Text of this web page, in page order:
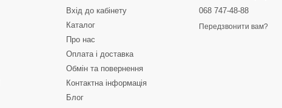
Вхід до кабінету
Каталог
Про нас
Оплата і доставка
Обмін та повернення
Контактна інформація
Блог
068 747-48-88
Передзвонити вам?